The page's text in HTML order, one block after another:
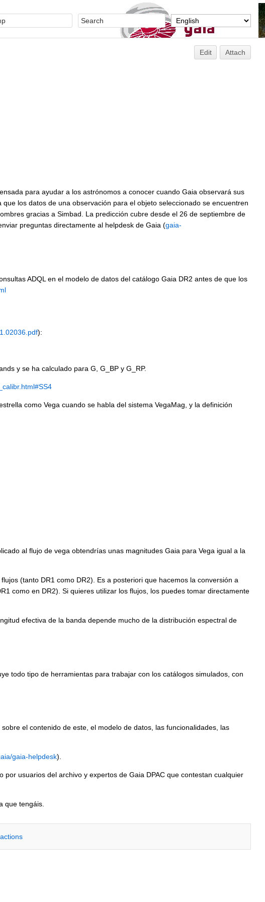
Edit Attach
para ayudar a los astrónomos a conocer cuando Gaia observará sus
los datos de una observación para el objeto seleccionado se encuentren
gracias a Simbad. La predicción cubre desde el 26 de septiembre de
preguntas directamente al helpdesk de Gaia (gaia-
ADQL en el modelo de datos del catálogo Gaia DR2 antes de que los
):
y se ha calculado para G, G_BP y G_RP.
como Vega cuando se habla del sistema VegaMag, y la definición
al flujo de vega obtendrías unas magnitudes Gaia para Vega igual a la
(tanto DR1 como DR2). Es a posteriori que hacemos la conversión a
como en DR2). Si quieres utilizar los flujos, los puedes tomar directamente
efectiva de la banda depende mucho de la distribución espectral de
todo tipo de herramientas para trabajar con los catálogos simulados, con
el contenido de este, el modelo de datos, las funcionalidades, las
gaia-helpdesk).
por usuarios del archivo y expertos de Gaia DPAC que contestan cualquier
que tengáis.